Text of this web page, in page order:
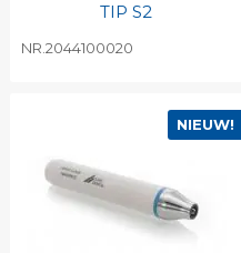
TIP S2
NR.2044100020
NIEUW!